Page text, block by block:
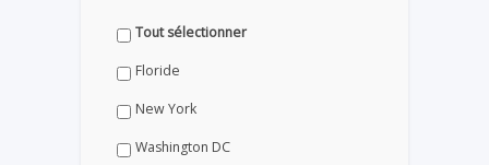
Tout sélectionner
Floride
New York
Washington DC